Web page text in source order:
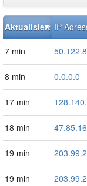
Aktualisiert IP
7 min
8 min 0.0.0.0
17 min
18 min
19 min
19 min